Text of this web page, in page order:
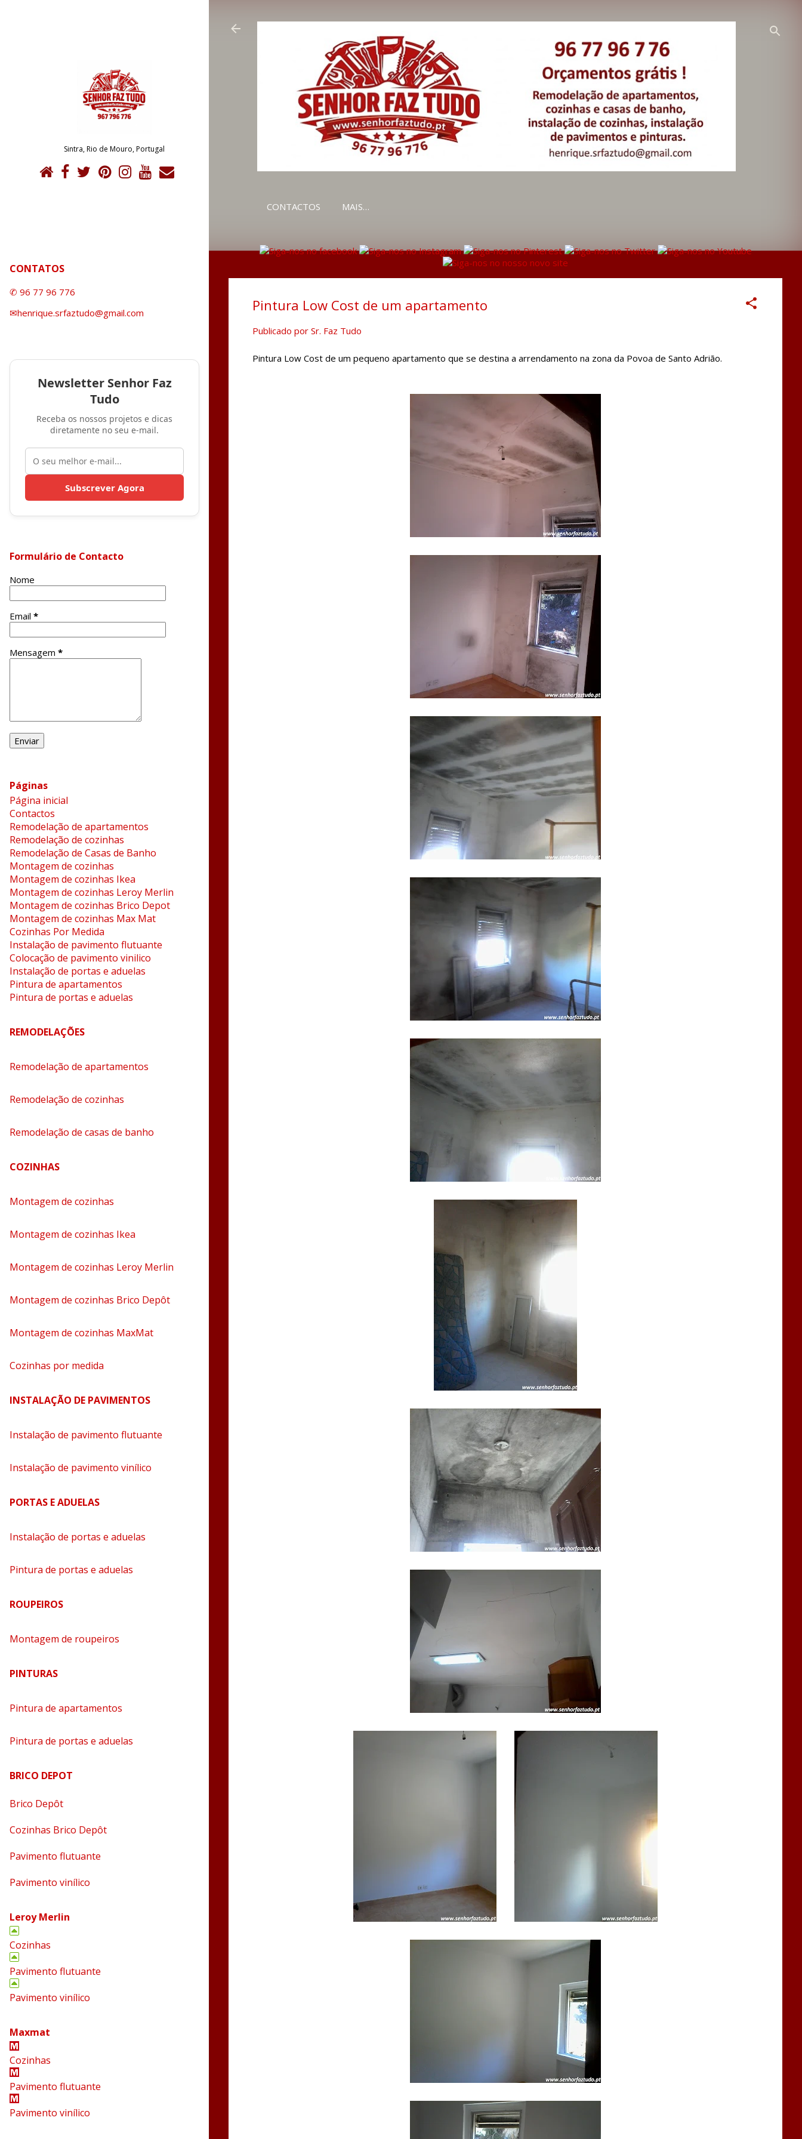
CONTACTOS MAIS…
Pintura Low Cost de um apartamento
Publicado por Sr. Faz Tudo
Pintura Low Cost de um pequeno apartamento que se destina a arrendamento na zona da Povoa de Santo Adrião.
Sintra, Rio de Mouro, Portugal
CONTATOS
✆ 96 77 96 776
✉henrique.srfaztudo@gmail.com
Newsletter Senhor Faz
Tudo
Receba os nossos projetos e dicas
diretamente no seu e-mail.
Subscrever Agora
Formulário de Contacto
Nome
Email *
Mensagem *
Páginas
Página inicial
Contactos
Remodelação de apartamentos
Remodelação de cozinhas
Remodelação de Casas de Banho
Montagem de cozinhas
Montagem de cozinhas Ikea
Montagem de cozinhas Leroy Merlin
Montagem de cozinhas Brico Depot
Montagem de cozinhas Max Mat
Cozinhas Por Medida
Instalação de pavimento flutuante
Colocação de pavimento vinilico
Instalação de portas e aduelas
Pintura de apartamentos
Pintura de portas e aduelas
REMODELAÇÕES
Remodelação de apartamentos
Remodelação de cozinhas
Remodelação de casas de banho
COZINHAS
Montagem de cozinhas
Montagem de cozinhas Ikea
Montagem de cozinhas Leroy Merlin
Montagem de cozinhas Brico Depôt
Montagem de cozinhas MaxMat
Cozinhas por medida
INSTALAÇÃO DE PAVIMENTOS
Instalação de pavimento flutuante
Instalação de pavimento vinílico
PORTAS E ADUELAS
Instalação de portas e aduelas
Pintura de portas e aduelas
ROUPEIROS
Montagem de roupeiros
PINTURAS
Pintura de apartamentos
Pintura de portas e aduelas
BRICO DEPOT
Brico Depôt
Cozinhas Brico Depôt
Pavimento flutuante
Pavimento vinílico
Leroy Merlin
Cozinhas
Pavimento flutuante
Pavimento vinílico
Maxmat
Cozinhas
Pavimento flutuante
Pavimento vinílico